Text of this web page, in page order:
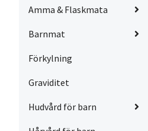
Amma & Flaskmata
Barnmat
Förkylning
Graviditet
Hudvård för barn